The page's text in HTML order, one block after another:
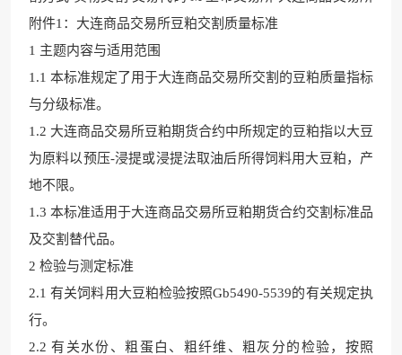
附件1：大连商品交易所豆粕交割 质量标准
1 主题内容与适用范围
1.1 本标准规定了用于大连商品交易所交割的豆粕质量指标
与分级标准。
1.2 大连商品交易所豆粕期货合约中所规定的豆粕指以大豆
为原料以预压-浸提或浸提法取油后所得饲料用大豆粕，产
地不限。
1.3 本标准适用于大连商品交易所豆粕期货合约交割标准品
及交割替代品。
2 检验与测定标准
2.1 有关饲料用大豆粕检验按照Gb5490-5539的有关规定执
行。
2.2 有关水份、粗蛋白、粗纤维、粗灰分的检验，按照